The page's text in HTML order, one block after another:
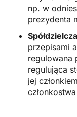
np. w
prezydenta
przepisami
regulowana
regulująca
jej